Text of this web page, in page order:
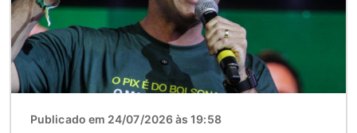
Publicado em 24/07/2026 às 19:58